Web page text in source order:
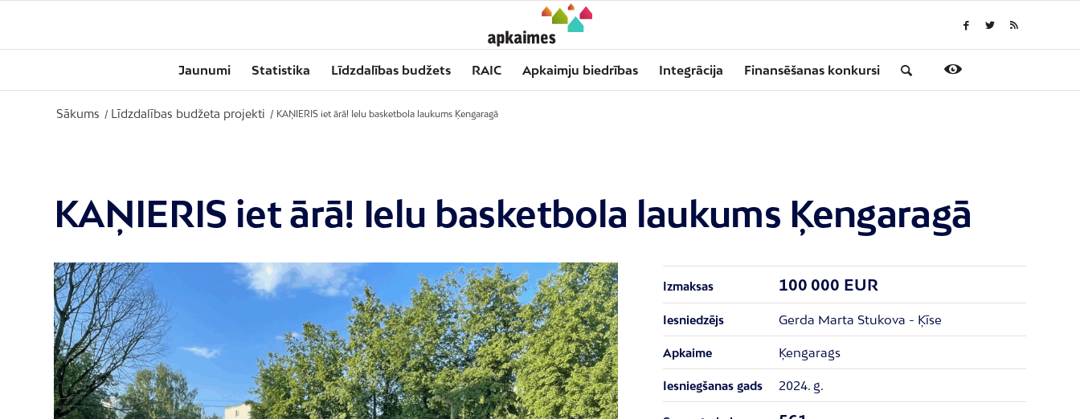
Jaunumi Statistika Līdzdalības budžets RAIC Apkaimju biedrības Integrācija Finansēšanas konkursi
Sākums / Līdzdalības budžeta projekti / KAŅIERIS iet ārā! Ielu basketbola laukums Ķengaragā
KAŅIERIS iet ārā! Ielu basketbola laukums Ķengaragā
Izmaksas 100 000 EUR
Iesniedzējs Gerda Marta Stukova - Ķīse
Apkaime Ķengarags
Iesniegšanas gads 2024. g.